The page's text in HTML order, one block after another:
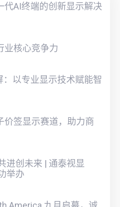
代AI终端的创新显示解决
业核心竞争力
：以专业显示技术赋能智
价签显示赛道，助力商
进创未来 | 通泰视显
举办